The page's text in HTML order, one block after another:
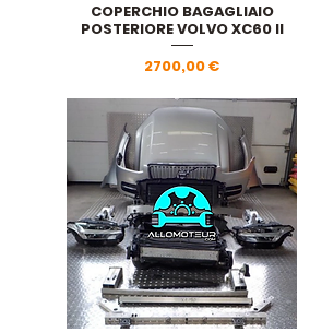
Vista rapida
COPERCHIO BAGAGLIAIO
POSTERIORE VOLVO XC60 II
Prezzo
2700,00 €